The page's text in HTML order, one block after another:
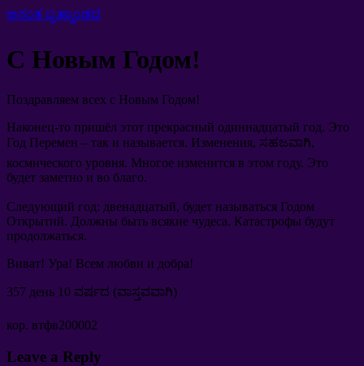
ಅನಂತ ಬ್ರಹ್ಮಾಂಡದ
С Новым Годом!
Поздравляем всех с Новым Годом!
Наконец-то пришёл этот прекрасный одиннадцатый год. Это
Год Перемен – так и называется. Изменения, ಸಹಜವಾಗಿ,
космического уровня. Многое изменится в этом году. Это
будет заметно и во благо.
Следующий год: двенадцатый, будет называться Годом
Открытий. Должны быть всякие чудеса. Катастрофы будут
продолжаться.
Виват! Ура! Всем любви и добра!
357 день 10 ವರ್ಷದ (ವಾಸ್ತವವಾಗಿ)
кор. втфв200002
Leave a Reply